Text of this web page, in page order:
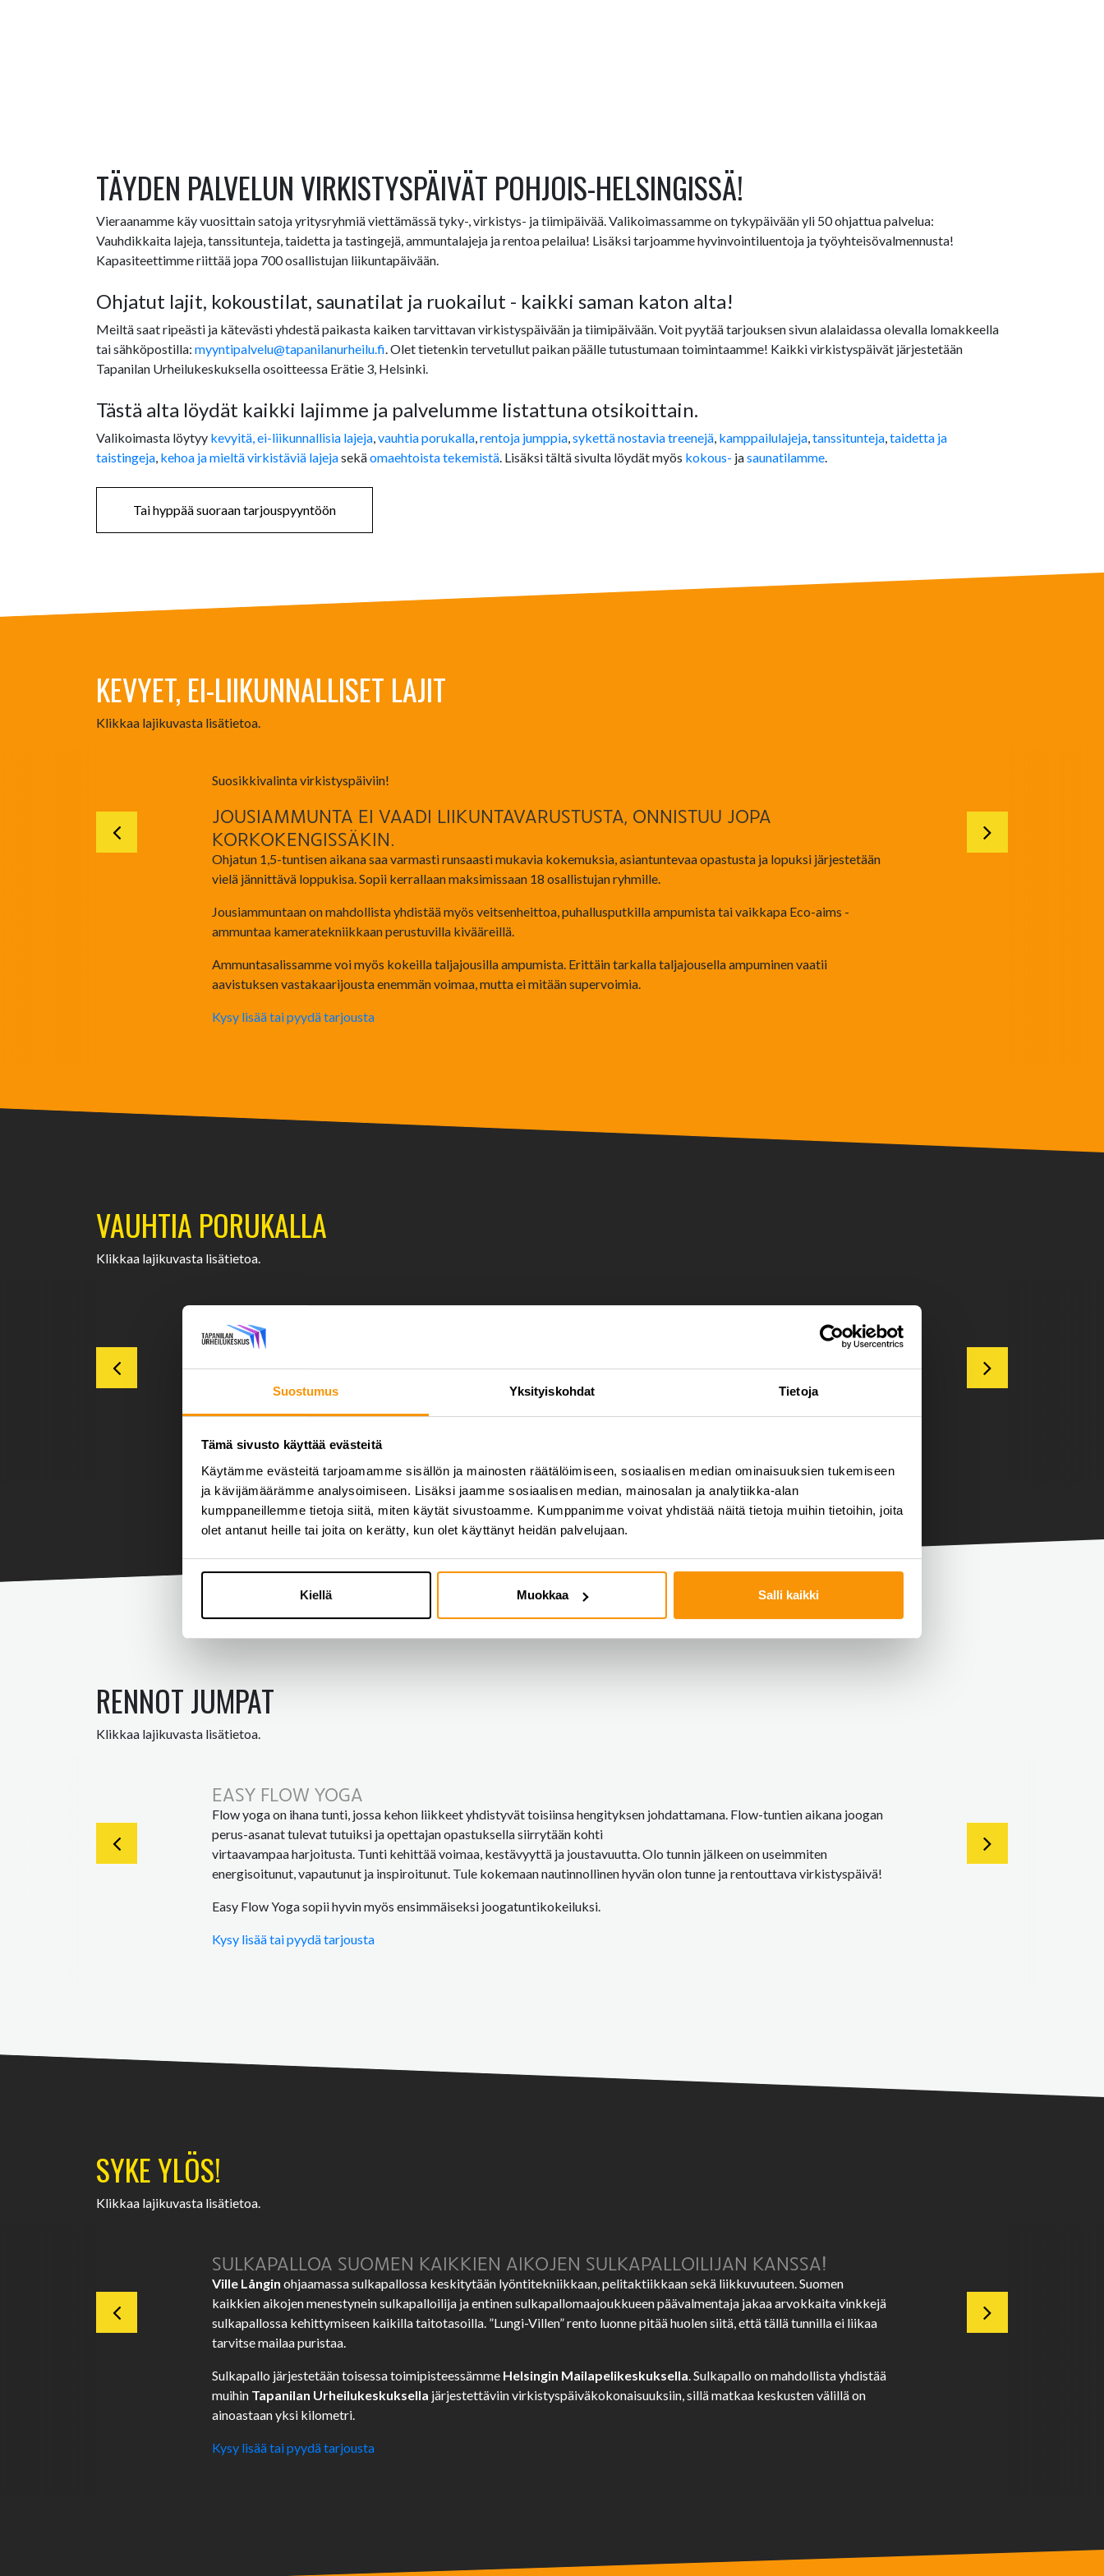
Suostumus Yksityiskohdat Tietoja
Tämä sivusto käyttää evästeitä
Käytämme evästeitä tarjoamamme sisällön ja mainosten räätälöimiseen, sosiaalisen median ominaisuuksien tukemiseen
ja kävijämäärämme analysoimiseen. Lisäksi jaamme sosiaalisen median, mainosalan ja analytiikka-alan
kumppaneillemme tietoja siitä, miten käytät sivustoamme. Kumppanimme voivat yhdistää näitä tietoja muihin tietoihin, joita
olet antanut heille tai joita on kerätty, kun olet käyttänyt heidän palvelujaan.
Kiellä Muokkaa Salli kaikki
TÄYDEN PALVELUN VIRKISTYSPÄIVÄT POHJOIS-HELSINGISSÄ!
Vieraanamme käy vuosittain satoja yritysryhmiä viettämässä tyky-, virkistys- ja tiimipäivää. Valikoimassamme on tykypäivään yli 50 ohjattua palvelua:
Vauhdikkaita lajeja, tanssitunteja, taidetta ja tastingejä, ammuntalajeja ja rentoa pelailua! Lisäksi tarjoamme hyvinvointiluentoja ja työyhteisövalmennusta!
Kapasiteettimme riittää jopa 700 osallistujan liikuntapäivään.
Ohjatut lajit, kokoustilat, saunatilat ja ruokailut - kaikki saman katon alta!
Meiltä saat ripeästi ja kätevästi yhdestä paikasta kaiken tarvittavan virkistyspäivään ja tiimipäivään. Voit pyytää tarjouksen sivun alalaidassa olevalla lomakkeella
tai sähköpostilla: myyntipalvelu@tapanilanurheilu.fi. Olet tietenkin tervetullut paikan päälle tutustumaan toimintaamme! Kaikki virkistyspäivät järjestetään
Tapanilan Urheilukeskuksella osoitteessa Erätie 3, Helsinki.
Tästä alta löydät kaikki lajimme ja palvelumme listattuna otsikoittain.
Valikoimasta löytyy kevyitä, ei-liikunnallisia lajeja,vauhtia porukalla,rentoja jumppia,sykettä nostavia treenejä, kamppailulajeja,tanssitunteja,taidetta ja
taistingeja, kehoa ja mieltä virkistäviä lajejasekäomaehtoista tekemistä. Lisäksi tältä sivulta löydät myös kokous- jasaunatilamme.
Tai hyppää suoraan tarjouspyyntöön
KEVYET, EI-LIIKUNNALLISET LAJIT
Klikkaa lajikuvasta lisätietoa.
Suosikkivalinta virkistyspäiviin!
JOUSIAMMUNTA EI VAADI LIIKUNTAVARUSTUSTA, ONNISTUU JOPA
KORKOKENGISSÄKIN.
Ohjatun 1,5-tuntisen aikana saa varmasti runsaasti mukavia kokemuksia, asiantuntevaa opastusta ja lopuksi järjestetään
vielä jännittävä loppukisa. Sopii kerrallaan maksimissaan 18 osallistujan ryhmille.
Jousiammuntaan on mahdollista yhdistää myös veitsenheittoa, puhallusputkilla ampumista tai vaikkapa Eco-aims -
ammuntaa kameratekniikkaan perustuvilla kivääreillä.
Ammuntasalissamme voi myös kokeilla taljajousilla ampumista. Erittäin tarkalla taljajousella ampuminen vaatii
aavistuksen vastakaarijousta enemmän voimaa, mutta ei mitään supervoimia.
Kysy lisää tai pyydä tarjousta
VAUHTIA PORUKALLA
Klikkaa lajikuvasta lisätietoa.
SEINÄKIIPEILY TUTUKSI OHJATUSTI.
Turvallinen lähestyminen jopa 16-metrisille seinillemme ohjaajan johdolla.
Kysy lisää tai pyydä tarjousta
RENNOT JUMPAT
Klikkaa lajikuvasta lisätietoa.
EASY FLOW YOGA
Flow yoga on ihana tunti, jossa kehon liikkeet yhdistyvät toisiinsa hengityksen johdattamana. Flow-tuntien aikana joogan
perus-asanat tulevat tutuiksi ja opettajan opastuksella siirrytään kohti
virtaavampaa harjoitusta. Tunti kehittää voimaa, kestävyyttä ja joustavuutta. Olo tunnin jälkeen on useimmiten
energisoitunut, vapautunut ja inspiroitunut. Tule kokemaan nautinnollinen hyvän olon tunne ja rentouttava virkistyspäivä!
Easy Flow Yoga sopii hyvin myös ensimmäiseksi joogatuntikokeiluksi.
Kysy lisää tai pyydä tarjousta
SYKE YLÖS!
Klikkaa lajikuvasta lisätietoa.
SULKAPALLOA SUOMEN KAIKKIEN AIKOJEN SULKAPALLOILIJAN KANSSA!
Ville Långin ohjaamassa sulkapallossa keskitytään lyöntitekniikkaan, pelitaktiikkaan sekä liikkuvuuteen. Suomen
kaikkien aikojen menestynein sulkapalloilija ja entinen sulkapallomaajoukkueen päävalmentaja jakaa arvokkaita vinkkejä
sulkapallossa kehittymiseen kaikilla taitotasoilla. ”Lungi-Villen” rento luonne pitää huolen siitä, että tällä tunnilla ei liikaa
tarvitse mailaa puristaa.
Sulkapallo järjestetään toisessa toimipisteessämme Helsingin Mailapelikeskuksella. Sulkapallo on mahdollista yhdistää
muihin Tapanilan Urheilukeskuksella järjestettäviin virkistyspäiväkokonaisuuksiin, sillä matkaa keskusten välillä on
ainoastaan yksi kilometri.
Kysy lisää tai pyydä tarjousta